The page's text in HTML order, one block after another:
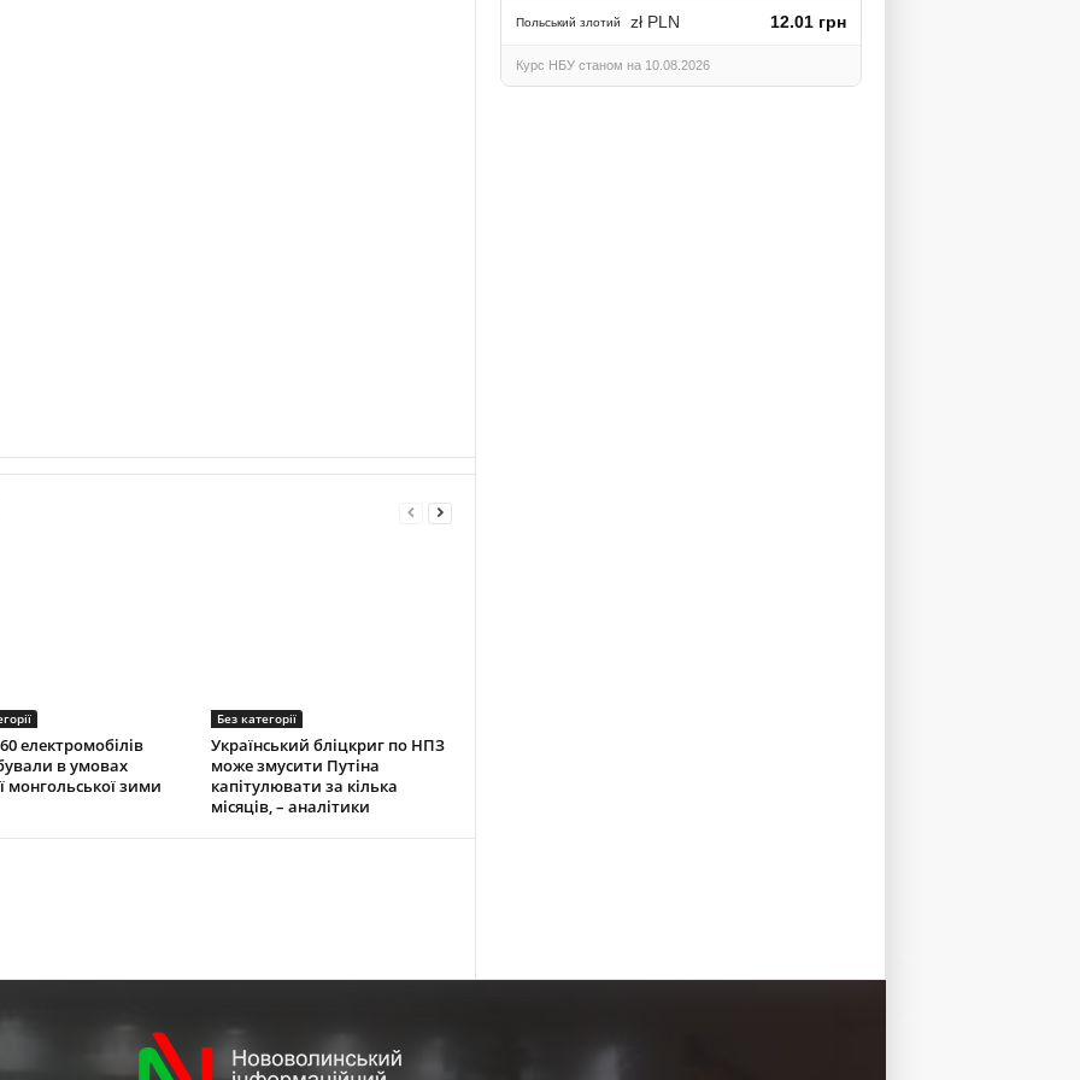
електромобілів
в умовах
монгольської зими
Без категорії
Український бліцкриг по НПЗ
може змусити Путіна
капітулювати за кілька
місяців, – аналітики
Польський злотий zł PLN 12.01 грн
Курс НБУ станом на 10.08.2026